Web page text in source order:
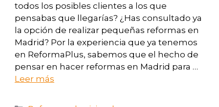
todos los posibles clientes a los que
pensabas que llegarías? ¿Has consultado ya
la opción de realizar pequeñas reformas en
Madrid? Por la experiencia que ya tenemos
en ReformaPlus, sabemos que el hecho de
pensar en hacer reformas en Madrid para …
Leer más